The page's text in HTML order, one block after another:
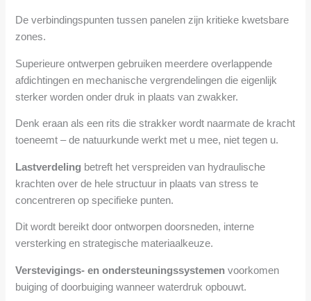
De verbindingspunten tussen panelen zijn kritieke kwetsbare
zones.
Superieure ontwerpen gebruiken meerdere overlappende
afdichtingen en mechanische vergrendelingen die eigenlijk
sterker worden onder druk in plaats van zwakker.
Denk eraan als een rits die strakker wordt naarmate de kracht
toeneemt – de natuurkunde werkt met u mee, niet tegen u.
Lastverdeling betreft het verspreiden van hydraulische
krachten over de hele structuur in plaats van stress te
concentreren op specifieke punten.
Dit wordt bereikt door ontworpen doorsneden, interne
versterking en strategische materiaalkeuze.
Verstevigings- en ondersteuningssystemen voorkomen
buiging of doorbuiging wanneer waterdruk opbouwt.